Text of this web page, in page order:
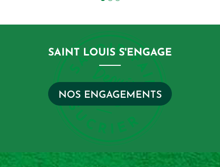
SAINT LOUIS S'ENGAGE
NOS ENGAGEMENTS